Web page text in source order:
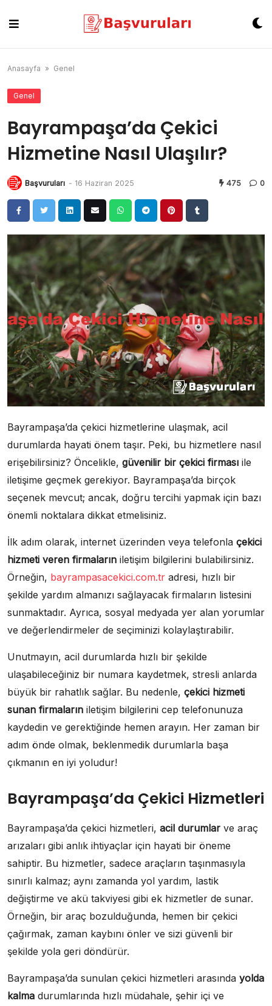
content
Anasayfa » Genel
Genel
Bayrampaşa’da Çekici
Hizmetine Nasıl Ulaşılır?
Başvuruları - 16 Haziran 2025 475 0
Bayrampaşa’da çekici hizmetlerine ulaşmak, acil
durumlarda hayati önem taşır. Peki, bu hizmetlere nasıl
erişebilirsiniz? Öncelikle, güvenilir bir çekici firması ile
iletişime geçmek gerekiyor. Bayrampaşa’da birçok
seçenek mevcut; ancak, doğru tercihi yapmak için bazı
önemli noktalara dikkat etmelisiniz.
İlk adım olarak, internet üzerinden veya telefonla çekici
hizmeti veren firmaların iletişim bilgilerini bulabilirsiniz.
Örneğin, bayrampasacekici.com.tr adresi, hızlı bir
şekilde yardım almanızı sağlayacak firmaların listesini
sunmaktadır. Ayrıca, sosyal medyada yer alan yorumlar
ve değerlendirmeler de seçiminizi kolaylaştırabilir.
Unutmayın, acil durumlarda hızlı bir şekilde
ulaşabileceğiniz bir numara kaydetmek, stresli anlarda
büyük bir rahatlık sağlar. Bu nedenle, çekici hizmeti
sunan firmaların iletişim bilgilerini cep telefonunuza
kaydedin ve gerektiğinde hemen arayın. Her zaman bir
adım önde olmak, beklenmedik durumlarla başa
çıkmanın en iyi yoludur!
Bayrampaşa’da Çekici Hizmetleri
Bayrampaşa’da çekici hizmetleri, acil durumlar ve araç
arızaları gibi anlık ihtiyaçlar için hayati bir öneme
sahiptir. Bu hizmetler, sadece araçların taşınmasıyla
sınırlı kalmaz; aynı zamanda yol yardım, lastik
değiştirme ve akü takviyesi gibi ek hizmetler de sunar.
Örneğin, bir araç bozulduğunda, hemen bir çekici
çağırmak, zaman kaybını önler ve sizi güvenli bir
şekilde yola geri döndürür.
Bayrampaşa’da sunulan çekici hizmetleri arasında yolda
kalma durumlarında hızlı müdahale, şehir içi ve